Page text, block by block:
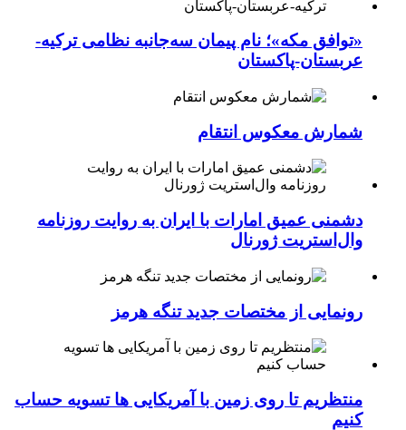
«توافق مکه»؛ نام پیمان سه‌جانبه نظامی ترکیه-
عربستان-پاکستان
شمارش معکوس انتقام
دشمنی عمیق امارات با ایران به روایت روزنامه
وال‌استریت ژورنال
رونمایی از مختصات جدید تنگه هرمز
منتظریم تا روی زمین با آمریکایی ها تسویه حساب
کنیم